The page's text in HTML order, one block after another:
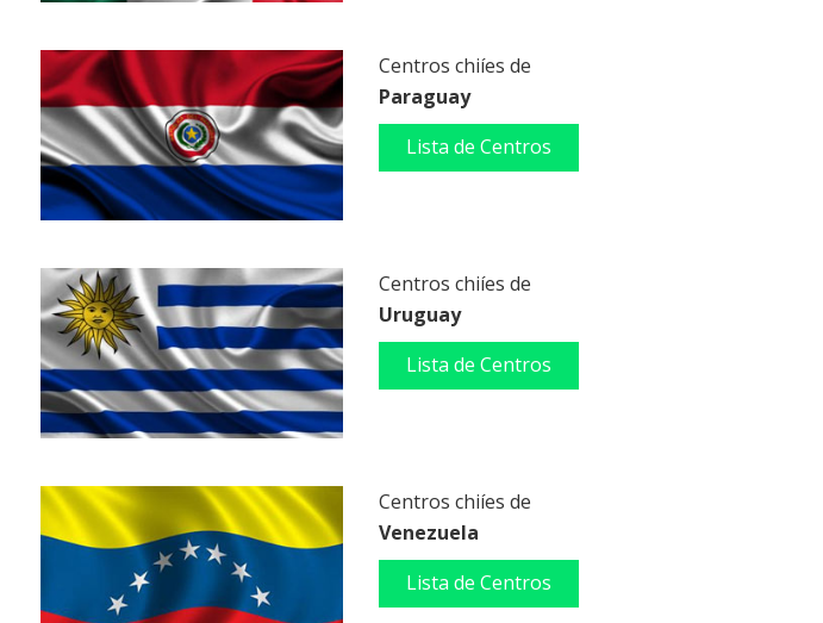
Centros chiíes de
Paraguay
Lista de Centros
Centros chiíes de
Uruguay
Lista de Centros
Centros chiíes de
Venezuela
Lista de Centros